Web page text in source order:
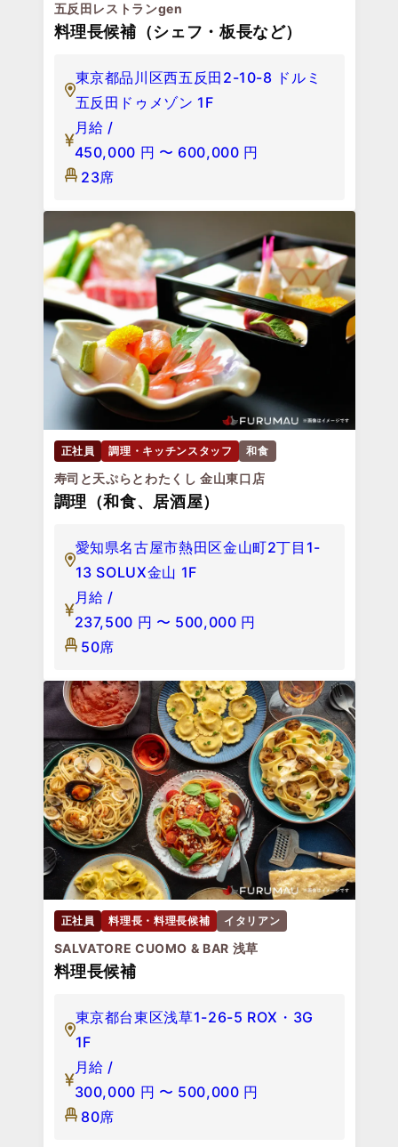
五反田レストランgen
料理長候補（シェフ・板長など）
東京都品川区西五反田2-10-8 ドルミ
五反田ドゥメゾン 1F
月給 /
450,000 円 〜 600,000 円
23席
正社員 調理・キッチンスタッフ 和食
寿司と天ぷらとわたくし 金山東口店
調理（和食、居酒屋）
愛知県名古屋市熱田区金山町2丁目1-
13 SOLUX金山 1F
月給 /
237,500 円 〜 500,000 円
50席
正社員 料理長・料理長候補 イタリアン
SALVATORE CUOMO & BAR 浅草
料理長候補
東京都台東区浅草1-26-5 ROX・3G
1F
月給 /
300,000 円 〜 500,000 円
80席